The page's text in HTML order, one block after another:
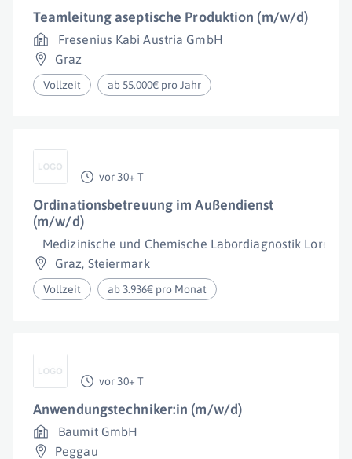
Teamleitung aseptische Produktion (m/w/d)
Fresenius Kabi Austria GmbH
Graz
Vollzeit ab 55.000€ pro Jahr
vor 30+ T
Ordinationsbetreuung im Außendienst
(m/w/d)
Medizinische und Chemische Labordiagnostik Lorenz
Graz, Steiermark
Vollzeit ab 3.936€ pro Monat
vor 30+ T
Anwendungstechniker:in (m/w/d)
Baumit GmbH
Peggau